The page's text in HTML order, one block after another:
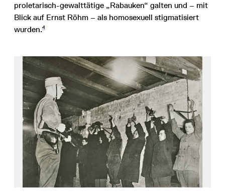
proletarisch-gewalttätige „Rabauken“ galten und – mit
Blick auf Ernst Röhm – als homosexuell stigmatisiert
wurden.4